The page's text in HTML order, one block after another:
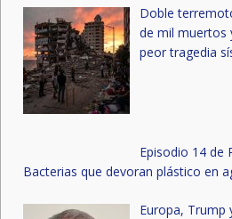
Doble
de mil muertos
peor tragedia
Episodio 14 de
Bacterias que devoran plástico en
Europa, Trump